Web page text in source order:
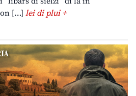
[…] lei di plui +